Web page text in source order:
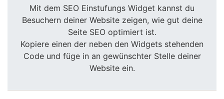
Mit dem SEO Einstufungs Widget kannst du
Besuchern deiner Website zeigen, wie gut deine
Seite SEO optimiert ist.
Kopiere einen der neben den Widgets stehenden
Code und füge in an gewünschter Stelle deiner
Website ein.